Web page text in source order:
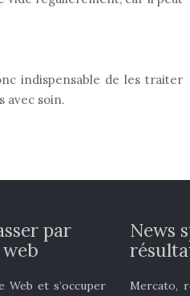
indispensable de les traiter
avec soin.
par
et s’occuper
News
Mercato,